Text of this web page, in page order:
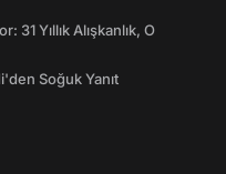
Yıllık Alışkanlık, O
Soğuk Yanıt